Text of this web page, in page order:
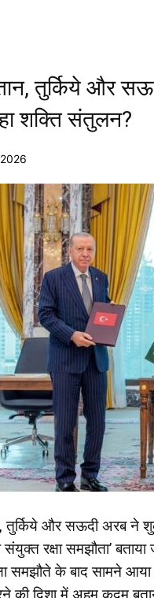
तुर्किये और
शक्ति संतुलन?
तुर्किये और सऊदी अरब ने
संयुक्त रक्षा समझौता’
समझौते के बाद सामने
की दिशा में अहम कदम